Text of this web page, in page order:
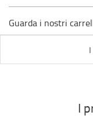
Guarda i nostri
I
I